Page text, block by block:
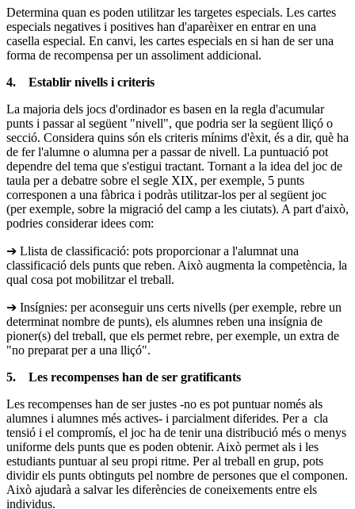
Determina quan es poden utilitzar les targetes especials. Les cartes
especials negatives i positives han d'aparèixer en entrar en una
casella especial. En canvi, les cartes especials en si han de ser una
forma de recompensa per un assoliment addicional.
4. Establir nivells i criteris
La majoria dels jocs d'ordinador es basen en la regla d'acumular
punts i passar al següent "nivell", que podria ser la següent lliçó o
secció. Considera quins són els criteris mínims d'èxit, és a dir, què ha
de fer l'alumne o alumna per a passar de nivell. La puntuació pot
dependre del tema que s'estigui tractant. Tornant a la idea del joc de
taula per a debatre sobre el segle XIX, per exemple, 5 punts
corresponen a una fàbrica i podràs utilitzar-los per al següent joc
(per exemple, sobre la migració del camp a les ciutats). A part d'això,
podries considerar idees com:
➔ Llista de classificació: pots proporcionar a l'alumnat una
classificació dels punts que reben. Això augmenta la competència, la
qual cosa pot mobilitzar el treball.
➔ Insígnies: per aconseguir uns certs nivells (per exemple, rebre un
determinat nombre de punts), els alumnes reben una insígnia de
pioner(s) del treball, que els permet rebre, per exemple, un extra de
"no preparat per a una lliçó".
5. Les recompenses han de ser gratificants
Les recompenses han de ser justes -no es pot puntuar només als
alumnes i alumnes més actives- i parcialment diferides. Per a cla
tensió i el compromís, el joc ha de tenir una distribució més o menys
uniforme dels punts que es poden obtenir. Això permet als i les
estudiants puntuar al seu propi ritme. Per al treball en grup, pots
dividir els punts obtinguts pel nombre de persones que el componen.
Això ajudarà a salvar les diferències de coneixements entre els
individus.